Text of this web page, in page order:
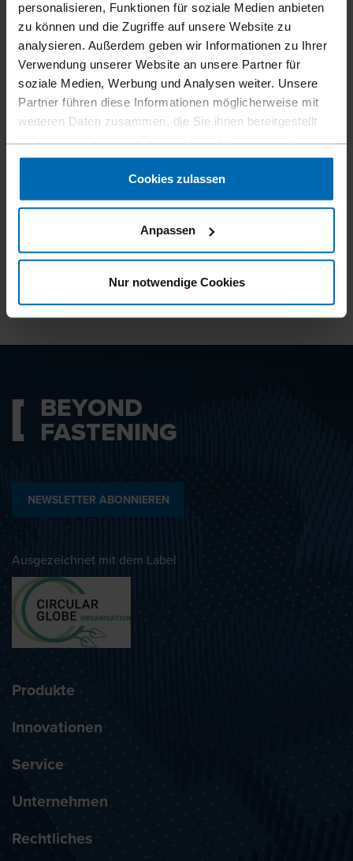
personalisieren, Funktionen für soziale Medien anbieten
zu können und die Zugriffe auf unsere Website zu
analysieren. Außerdem geben wir Informationen zu Ihrer
Verwendung unserer Website an unsere Partner für
soziale Medien, Werbung und Analysen weiter. Unsere
Partner führen diese Informationen möglicherweise mit
weiteren Daten zusammen, die Sie ihnen bereitgestellt
gesammelt haben.
Cookies zulassen
Anpassen
Nur notwendige Cookies
IHRE NACHRICHT
Datenschutzbestimmungen
BEYOND
FASTENING
NEWSLETTER ABONNIEREN
Ausgezeichnet mit dem Label
Produkte
Innovationen
Service
Unternehmen
Rechtliches